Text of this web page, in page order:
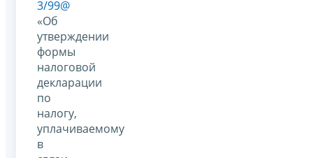
3/99@
«Об
утверждении
формы
налоговой
декларации
по
налогу,
уплачиваемому
в